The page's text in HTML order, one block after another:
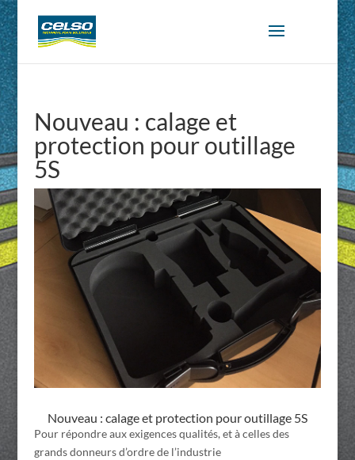
Nouveau : calage et
protection pour outillage
5S
Nouveau : calage et protection pour outillage 5S
Pour répondre aux exigences qualités, et à celles des
grands donneurs d’ordre de l’industrie